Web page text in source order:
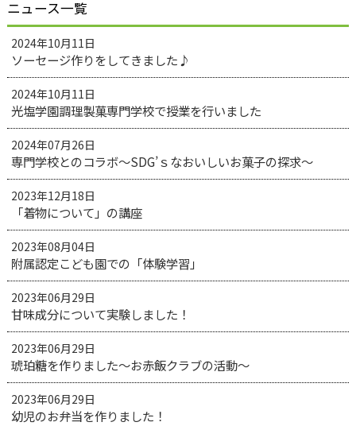
ニュース一覧
2024年10月11日
ソーセージ作りをしてきました♪
2024年10月11日
光塩学園調理製菓専門学校で授業を行いました
2024年07月26日
専門学校とのコラボ～SDG’ｓなおいしいお菓子の探求～
2023年12月18日
「着物について」の講座
2023年08月04日
附属認定こども園での「体験学習」
2023年06月29日
甘味成分について実験しました！
2023年06月29日
琥珀糖を作りました～お赤飯クラブの活動～
2023年06月29日
幼児のお弁当を作りました！